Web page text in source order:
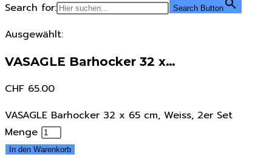
Search for: Search Button
Ausgewählt:
VASAGLE Barhocker 32 x…
CHF 65.00
VASAGLE Barhocker 32 x 65 cm, Weiss, 2er Set
Menge
In den Warenkorb